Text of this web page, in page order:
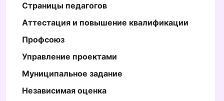
Страницы педагогов
Аттестация и повышение квалификации
Профсоюз
Управление проектами
Муниципальное задание
Независимая оценка